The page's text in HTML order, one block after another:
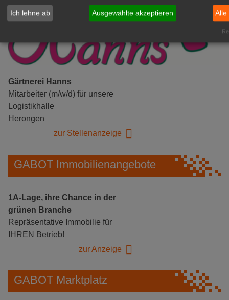
Gärtnerei Hanns
Mitarbeiter (m/w/d) für unsere
Logistikhalle
Herongen
zur Stellenanzeige
GABOT Immobilienangebote
1A-Lage, ihre Chance in der
grünen Branche
Repräsentative Immobilie für
IHREN Betrieb!
zur Anzeige
GABOT Marktplatz
Ich lehne ab Ausgewählte akzeptieren Alle